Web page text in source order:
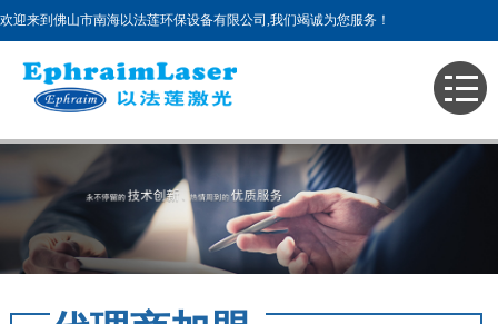
欢迎来到佛山市南海以法莲环保设备有限公司,我们竭诚为您服务！
服务支持 代理商加盟
售后服务 代理商加盟